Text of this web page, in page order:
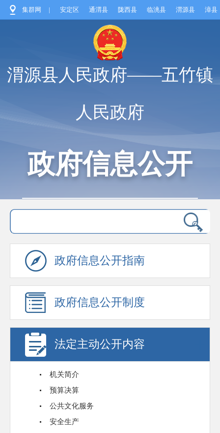
集群网 | 安定区 通渭县 陇西县 临洮县 渭源县 漳县
渭源县人民政府——五竹镇
人民政府
政府信息公开
政府信息公开指南
政府信息公开制度
法定主动公开内容
机关简介
预算决算
公共文化服务
安全生产